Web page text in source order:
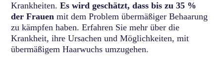
Krankheiten.Es wird geschätzt, dass bis zu 35 %
der Frauen mit dem Problem übermäßiger Behaarung
zu kämpfen haben. Erfahren Sie mehr über die
Krankheit, ihre Ursachen und Möglichkeiten, mit
übermäßigem Haarwuchs umzugehen.